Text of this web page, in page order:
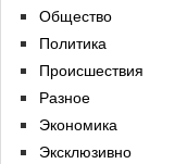
Общество
Политика
Происшествия
Разное
Экономика
Эксклюзивно